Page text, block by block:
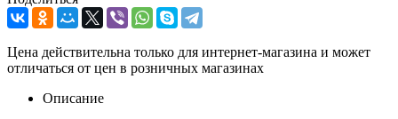
Цена действительна только для интернет-магазина и может
отличаться от цен в розничных магазинах
Описание